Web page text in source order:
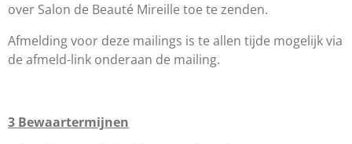
over Salon de Beauté Mireille toe te zenden.
Afmelding voor deze mailings is te allen tijde mogelijk via
de afmeld-link onderaan de mailing.
3 Bewaartermijnen